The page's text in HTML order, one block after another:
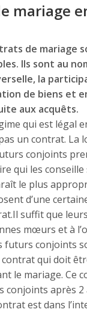
mariage
de mariage
Ils sont au
la
de biens et
aux acquêts.
qui est légal
un contrat. La
conjoints
qui les
le plus
d’une
suffit que
mœurs et à
futurs conjoints
qui doit
le mariage. Ce
conjoints après 2
est dans